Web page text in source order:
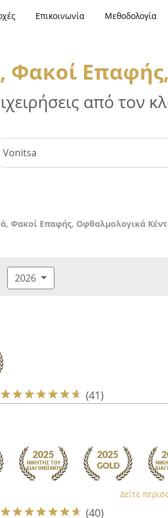
Επικοινωνία Μεθοδολογία
Φακοί
από τον
Φακοί Επαφής, Οφθαλμολογικά
2026
(41)
Δείτε
(40)